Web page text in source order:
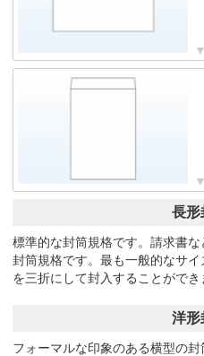
長形
標準的な封筒規格です。請求書
封筒規格です。最も一般的なサ
を三折にして封入することができ
洋形
フォーマルな印象のある横型の